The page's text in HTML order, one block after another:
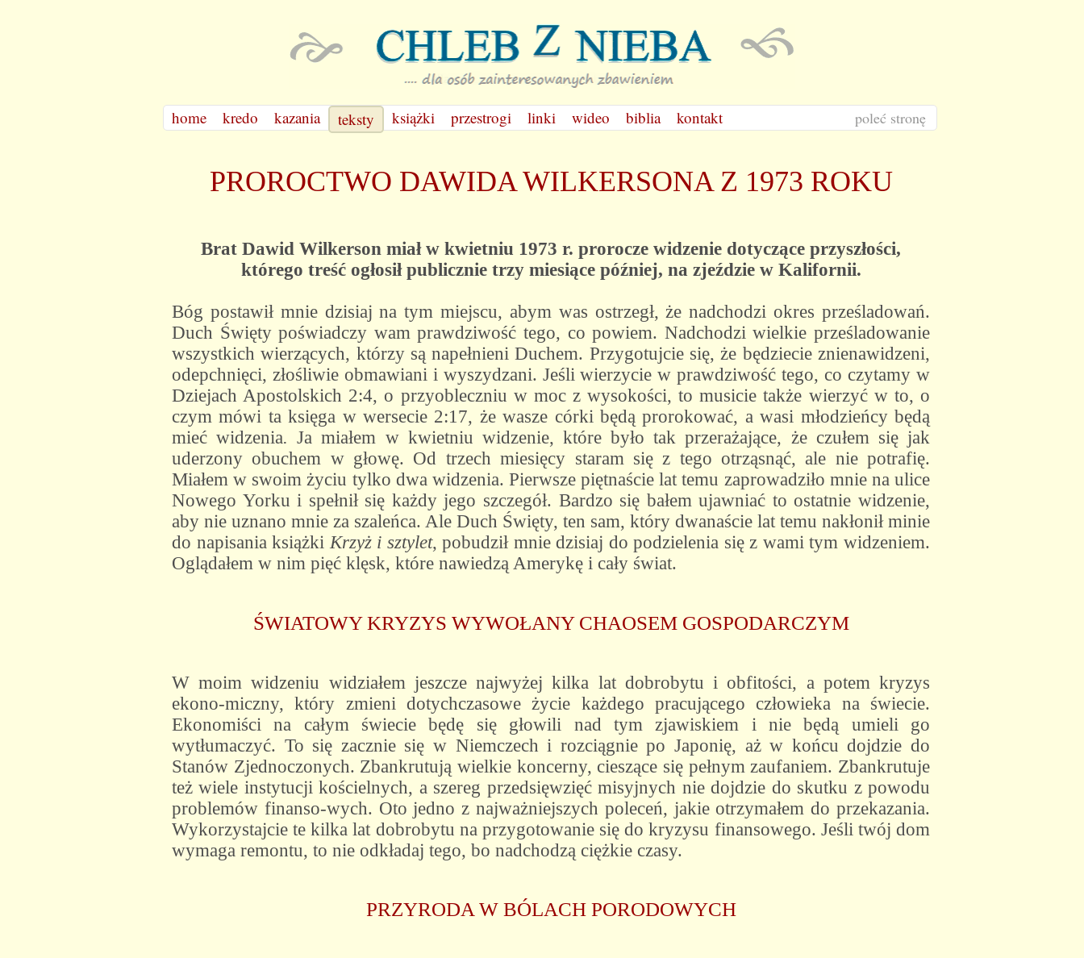
home kredo kazania teksty książki przestrogi linki wideo biblia kontakt poleć stronę
PROROCTWO DAWIDA WILKERSONA Z 1973 ROKU
Brat Dawid Wilkerson miał w kwietniu 1973 r. prorocze widzenie dotyczące przyszłości,
którego treść ogłosił publicznie trzy miesiące później, na zjeździe w Kalifornii.
Bóg postawił mnie dzisiaj na tym miejscu, abym was ostrzegł, że nadchodzi okres prześladowań.
Duch Święty poświadczy wam prawdziwość tego, co powiem. Nadchodzi wielkie prześladowanie
wszystkich wierzących, którzy są napełnieni Duchem. Przygotujcie się, że będziecie znienawidzeni,
odepchnięci, złośliwie obmawiani i wyszydzani. Jeśli wierzycie w prawdziwość tego, co czytamy w
Dziejach Apostolskich 2:4, o przyobleczniu w moc z wysokości, to musicie także wierzyć w to, o
czym mówi ta księga w wersecie 2:17, że wasze córki będą prorokować, a wasi młodzieńcy będą
mieć widzenia. Ja miałem w kwietniu widzenie, które było tak przerażające, że czułem się jak
uderzony obuchem w głowę. Od trzech miesięcy staram się z tego otrząsnąć, ale nie potrafię.
Miałem w swoim życiu tylko dwa widzenia. Pierwsze piętnaście lat temu zaprowadziło mnie na ulice
Nowego Yorku i spełnił się każdy jego szczegół. Bardzo się bałem ujawniać to ostatnie widzenie,
aby nie uznano mnie za szaleńca. Ale Duch Święty, ten sam, który dwanaście lat temu nakłonił minie
do napisania książki Krzyż i sztylet, pobudził mnie dzisiaj do podzielenia się z wami tym widzeniem.
Oglądałem w nim pięć klęsk, które nawiedzą Amerykę i cały świat.
ŚWIATOWY KRYZYS WYWOŁANY CHAOSEM GOSPODARCZYM
W moim widzeniu widziałem jeszcze najwyżej kilka lat dobrobytu i obfitości, a potem kryzys
ekono-miczny, który zmieni dotychczasowe życie każdego pracującego człowieka na świecie.
Ekonomiści na całym świecie będę się głowili nad tym zjawiskiem i nie będą umieli go
wytłumaczyć. To się zacznie się w Niemczech i rozciągnie po Japonię, aż w końcu dojdzie do
Stanów Zjednoczonych. Zbankrutują wielkie koncerny, cieszące się pełnym zaufaniem. Zbankrutuje
też wiele instytucji kościelnych, a szereg przedsięwzięć misyjnych nie dojdzie do skutku z powodu
problemów finanso-wych. Oto jedno z najważniejszych poleceń, jakie otrzymałem do przekazania.
Wykorzystajcie te kilka lat dobrobytu na przygotowanie się do kryzysu finansowego. Jeśli twój dom
wymaga remontu, to nie odkładaj tego, bo nadchodzą ciężkie czasy.
PRZYRODA W BÓLACH PORODOWYCH